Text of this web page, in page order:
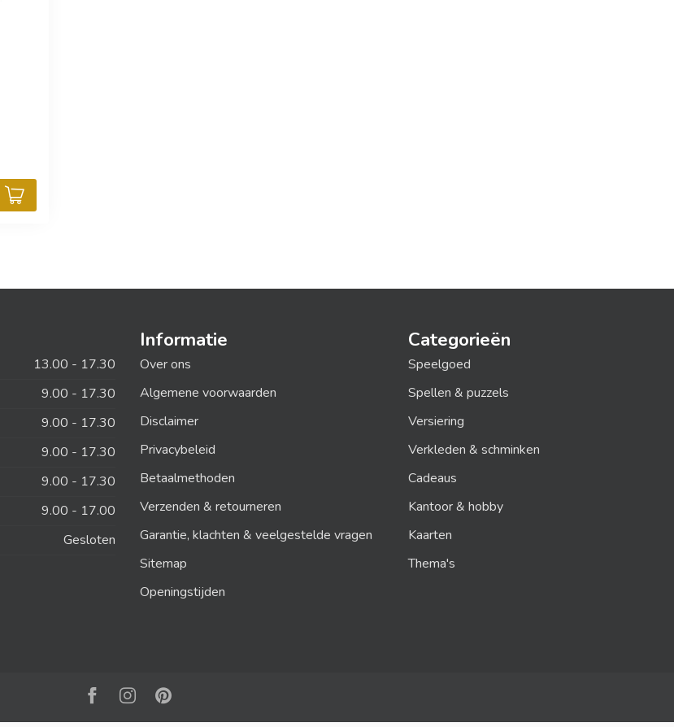
13.00 - 17.30
9.00 - 17.30
9.00 - 17.30
9.00 - 17.30
9.00 - 17.30
9.00 - 17.00
Gesloten
Informatie
Over ons
Algemene voorwaarden
Disclaimer
Privacybeleid
Betaalmethoden
Verzenden & retourneren
Garantie, klachten & veelgestelde vragen
Sitemap
Openingstijden
Categorieën
Speelgoed
Spellen & puzzels
Versiering
Verkleden & schminken
Cadeaus
Kantoor & hobby
Kaarten
Thema's